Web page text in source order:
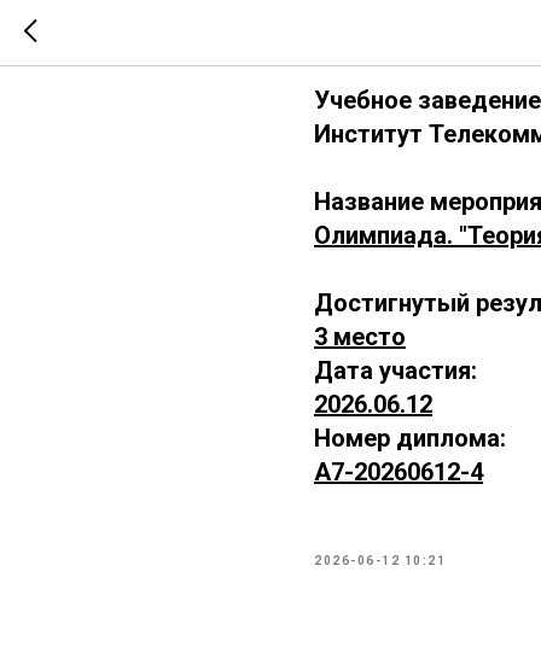
Учебное
Институт
Название
Олимпиада.
Достигнутый
3 место
Дата участия:
2026.06.12
Номер диплома:
А7-20260612-4
2026-06-12 10:21